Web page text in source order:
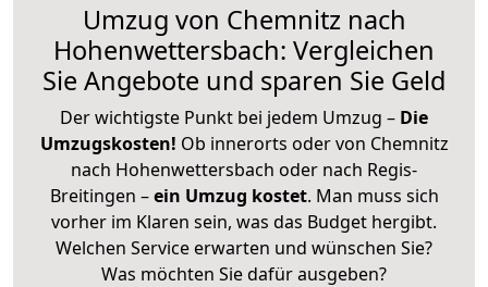
Umzug von Chemnitz nach
Hohenwettersbach: Vergleichen
Sie Angebote und sparen Sie Geld
Der wichtigste Punkt bei jedem Umzug – Die
Umzugskosten! Ob innerorts oder von Chemnitz
nach Hohenwettersbach oder nach Regis-
Breitingen –ein Umzug kostet. Man muss sich
vorher im Klaren sein, was das Budget hergibt.
Welchen Service erwarten und wünschen Sie?
Was möchten Sie dafür ausgeben?